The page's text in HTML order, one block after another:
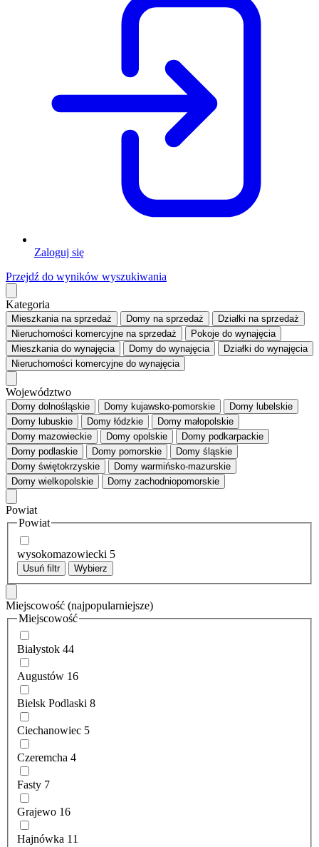
Zaloguj się
Przejdź do wyników wyszukiwania
Kategoria
Mieszkaniana sprzedaż Domy na sprzedaż Działki na sprzedaż
Nieruchomości komercyjne na sprzedaż Pokoje do wynajęcia
Mieszkaniado wynajęcia Domy do wynajęcia Działki do wynajęcia
Nieruchomości komercyjne do wynajęcia
Województwo
Domy dolnośląskie Domy kujawsko-pomorskie
Domy lubelskie
Domy lubuskie
Domy łódzkie
Domy małopolskie
Domy mazowieckie
Domy opolskie
Domy podkarpackie
Domy podlaskie
Domy pomorskie
Domy śląskie
Domy świętokrzyskie
Domy warmińsko-mazurskie
Domy wielkopolskie
Domy zachodniopomorskie
Powiat
Powiat
wysokomazowiecki 5
Usuń filtr Wybierz
Miejscowość (najpopularniejsze)
Miejscowość
Białystok 44
Augustów 16
Bielsk Podlaski 8
Ciechanowiec 5
Czeremcha 4
Fasty 7
Grajewo 16
Hajnówka 11